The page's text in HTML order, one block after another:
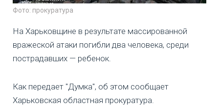
Фото: прокуратура
На Харьковщине в результате массированной
вражеской атаки погибли два человека, среди
пострадавших — ребенок.
Как передает "Думка", об этом сообщает
Харьковская областная прокуратура.